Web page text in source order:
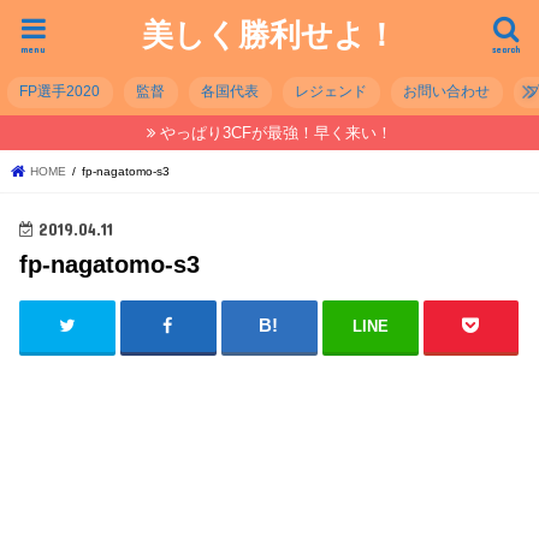
美しく勝利せよ！ search
menu
FP選手2020 監督 各国代表 レジェンド お問い合わせ
やっぱり3CFが最強！早く来い！
HOME fp-nagatomo-s3
2019.04.11
fp-nagatomo-s3
LINE